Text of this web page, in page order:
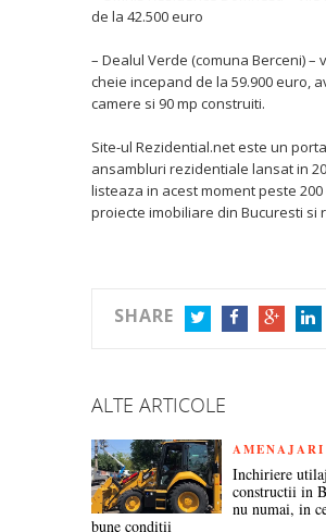
de la 42.500 euro
– Dealul Verde (comuna Berceni) –
cheie incepand de la 59.900 euro,
camere si 90 mp construiti.
Site-ul Rezidential.net este un
ansambluri rezidentiale lansat in
listeaza in acest moment peste 200
proiecte imobiliare din Bucuresti si
SHARE
ALTE ARTICOLE
AMENAJARI
Inchiriere
constructii in
nu numai, in
bune conditii